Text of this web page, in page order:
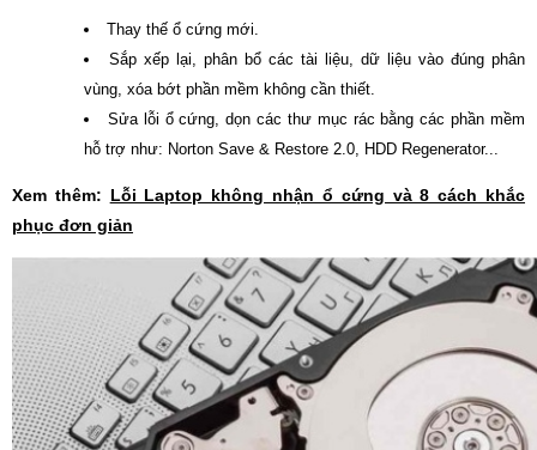
Thay thế ổ cứng mới.
Sắp xếp lại, phân bổ các tài liệu, dữ liệu vào đúng phân
vùng, xóa bớt phần mềm không cần thiết.
Sửa lỗi ổ cứng, dọn các thư mục rác bằng các phần mềm
hỗ trợ như: Norton Save & Restore 2.0, HDD Regenerator...
Xem thêm: Lỗi Laptop không nhận ổ cứng và 8 cách khắc
phục đơn giản